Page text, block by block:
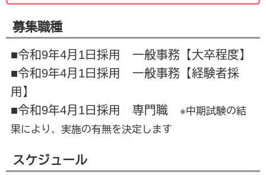
募集職種
■令和9年4月1日採用 一般事務【大卒程度】
■令和9年4月1日採用 一般事務【経験者採
用】
■令和9年4月1日採用 専門職 ※中期試験の結
果により、実施の有無を決定します
スケジュール